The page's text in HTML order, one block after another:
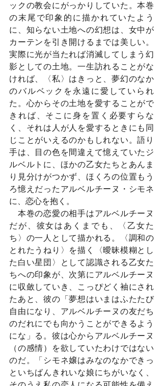
ックの教会にがっかりしていた。本巻
の末尾で印象的に描かれていたよう
に、知らない土地への幻想は、女中が
カーテンを引き開けるまでは美しい。
実際に光が当たれば消滅してしまう幻
影としての土地。一生訪れることがな
ければ、〈私〉はきっと、夢幻のなか
のバルベックを永遠に愛していられ
た。心からその土地を愛することがで
きれば、そこに身を置く必要すらな
く、それは人が人を愛するときにも同
じことがいえるのかもしれない。語り
手は、目の色を間違えて憶えていたジ
ルベルトに、ほかの乙女たちとあんま
り見分けがつかず、ほくろの位置もう
ろ憶えだったアルベルチーヌ・シモネ
に、恋心を抱く。
本巻の恋愛の相手はアルベルチーヌ
だが、彼女はあくまでも、〈乙女た
ち〉の一人として描かれる。〈調和の
とれたうねり〉を描く〈曖昧模糊とし
た白い星団〉として認識される乙女た
ちへの印象が、次第にアルベルチーヌ
に収斂していき、こっぴどく袖にされ
たあと、彼の「夢想はいまはふたたび
自由になり、アルベルチーヌの友だち
のだれにでも向かうことができるよう
にな」る。彼は心からアルベルチーヌ
（の感情）を欲していたわけではない
のだ。「シモネ嬢はみなのなかできっ
といちばんきれいな娘にちがいなく、